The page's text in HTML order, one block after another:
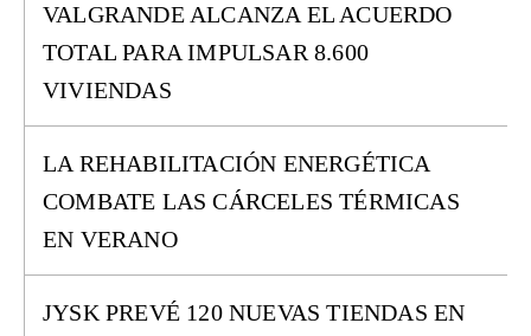
VALGRANDE ALCANZA EL ACUERDO
TOTAL PARA IMPULSAR 8.600
VIVIENDAS
LA REHABILITACIÓN ENERGÉTICA
COMBATE LAS CÁRCELES TÉRMICAS
EN VERANO
JYSK PREVÉ 120 NUEVAS TIENDAS EN